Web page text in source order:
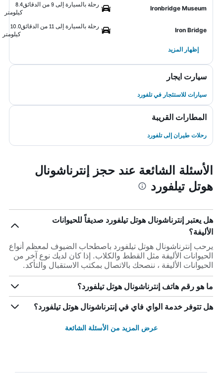
Ironbridge Museum
رحلة بالسيارة إلى 9 من الدقائق
8.4
كيلومتر
Iron Bridge
رحلة بالسيارة إلى 11 من الدقائق
10.0
كيلومتر
إظهار المزيد
سيارت ايجار
سيارات للاستئجار في تلفورد
المطارات القريبة
رحلات طيران إلى تلفورد
الأسئلة الشائعة عند حجز إنترناشونال
هوتل تيلفورد
هل يعتبر إنترناشونال هوتل تيلفورد صديقاً للحيوانات
الأليفة؟
يرحب إنترناشونال هوتل تيلفورد باصطحاب الضيوف لمعظم أنواع
الحيوانات الأليفة مثل القطط والكلاب. إذا كان لديك نوع آخر من
الحيوانات الأليفة ، ننصحك بالاتصال بمكتب الاستقبال والتأكد.
ما هو رقم هاتف إنترناشونال هوتل تيلفورد؟
هل تتوفر خدمة الواي فاي في إنترناشونال هوتل تيلفورد؟
عرض المزيد من الأسئلة الشائعة